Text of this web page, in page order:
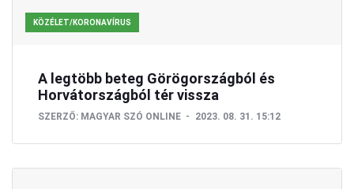
KÖZÉLET/KORONAVÍRUS
A legtöbb beteg Görögországból és
Horvátországból tér vissza
SZERZŐ: MAGYAR SZÓ ONLINE 2023. 08. 31. 15:12